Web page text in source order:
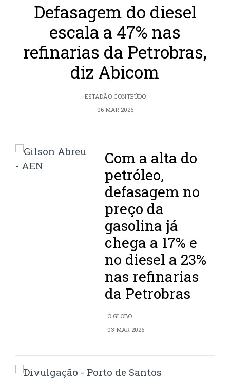
Defasagem do diesel
escala a 47% nas
refinarias da Petrobras,
diz Abicom
ESTADÃO CONTEÚDO
06 MAR 2026
Com a alta do
petróleo,
defasagem no
preço da
gasolina já
chega a 17% e
no diesel a 23%
nas refinarias
da Petrobras
O GLOBO
03 MAR 2026